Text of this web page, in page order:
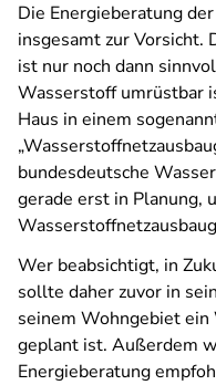
Die Energieberatung
insgesamt zur Vorsicht.
ist nur noch dann
Wasserstoff umrüstbar
Haus in einem
bundesdeutsche
gerade erst in Planung,
Wer beabsichtigt, in
sollte daher zuvor in
seinem Wohngebiet
geplant ist. Außerdem
Energieberatung